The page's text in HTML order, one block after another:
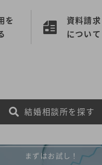
を
資料請求
について
結婚相談所を探す
まずはお試し！